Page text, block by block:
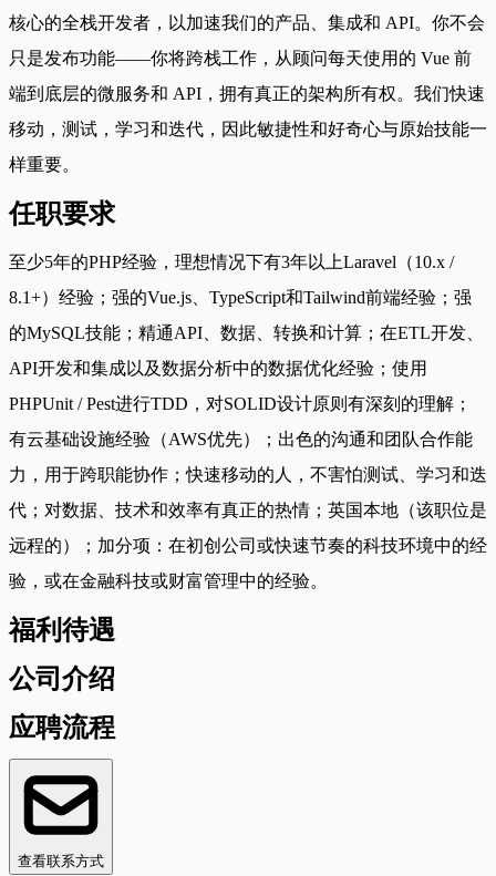
核心的全栈开发者，以加速我们的产品、集成和 API。你不会
只是发布功能——你将跨栈工作，从顾问每天使用的 Vue 前
端到底层的微服务和 API，拥有真正的架构所有权。我们快速
移动，测试，学习和迭代，因此敏捷性和好奇心与原始技能一
样重要。
任职要求
至少5年的PHP经验，理想情况下有3年以上Laravel（10.x /
8.1+）经验；强的Vue.js、TypeScript和Tailwind前端经验；强
的MySQL技能；精通API、数据、转换和计算；在ETL开发、
API开发和集成以及数据分析中的数据优化经验；使用
PHPUnit / Pest进行TDD，对SOLID设计原则有深刻的理解；
有云基础设施经验（AWS优先）；出色的沟通和团队合作能
力，用于跨职能协作；快速移动的人，不害怕测试、学习和迭
代；对数据、技术和效率有真正的热情；英国本地（该职位是
远程的）；加分项：在初创公司或快速节奏的科技环境中的经
验，或在金融科技或财富管理中的经验。
福利待遇
公司介绍
应聘流程
查看联系方式